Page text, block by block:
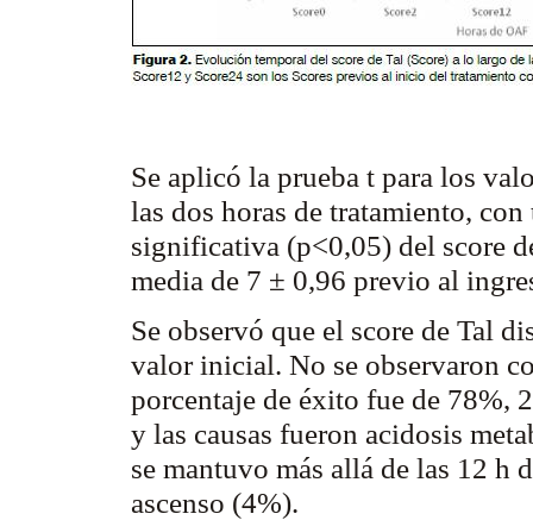
Se aplicó la prueba t para los
las dos horas de tratamiento,
significativa (p<0,05) del score
media de 7 ± 0,96 previo al
Se observó que el score de Tal
valor inicial. No se observaron
porcentaje de éxito fue de 78%,
y las causas fueron acidosis
se mantuvo más allá de las 12 h
ascenso (4%).